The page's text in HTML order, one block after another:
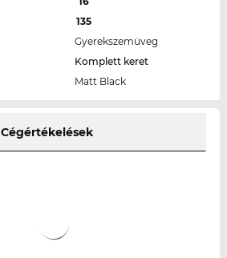
135
Gyerekszemüveg
Komplett keret
Matt Black
Cégértékelések